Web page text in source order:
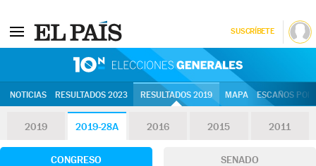
SUSCRÍBETE
NOTICIAS RESULTADOS 2023 RESULTADOS 2019 MAPA ESCAÑOS
2019 2019-28A 2016 2015 2011
CONGRESO SENADO